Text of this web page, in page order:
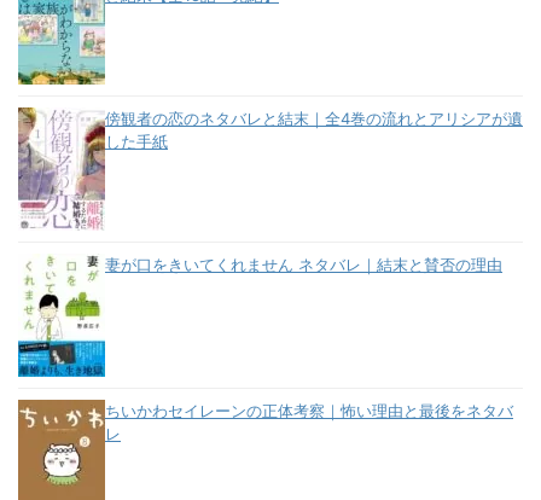
傍観者の恋のネタバレと結末｜全4巻の流れとアリシアが遺
した手紙
妻が口をきいてくれません ネタバレ｜結末と賛否の理由
ちいかわセイレーンの正体考察｜怖い理由と最後をネタバ
レ